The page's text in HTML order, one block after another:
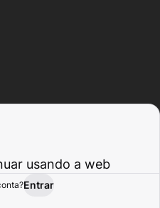
Atividade
usando a web
Entrar